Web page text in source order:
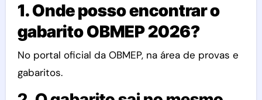
1. Onde posso encontrar o
gabarito OBMEP 2026?
No portal oficial da OBMEP, na área de provas e
gabaritos.